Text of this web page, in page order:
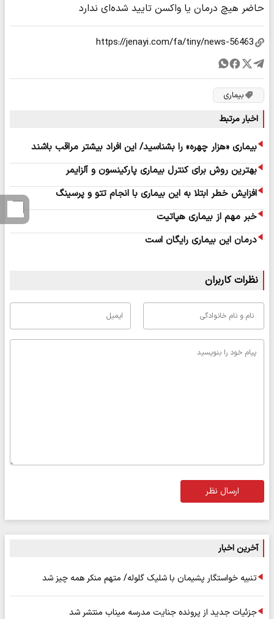
حاضر هیچ درمان یا واکسن تایید شده‌ای ندارد
بیماری
اخبار مرتبط
بیماری «هزار چهره‌» را بشناسید/ این افراد بیشتر مراقب باشند
بهترین روش برای کنترل بیماری پارکینسون و آلزایمر
افزایش خطر ابتلا به این بیماری با انجام تتو و پرسینگ
خبر مهم از بیماری هپاتیت
درمان این بیماری رایگان است
نظرات کاربران
ارسال نظر
آخرین اخبار
تنبیه خواستگار پشیمان با شلیک گلوله/ متهم منکر همه چیز شد
جزئیات جدید از پرونده جنایت مدرسه میناب منتشر شد